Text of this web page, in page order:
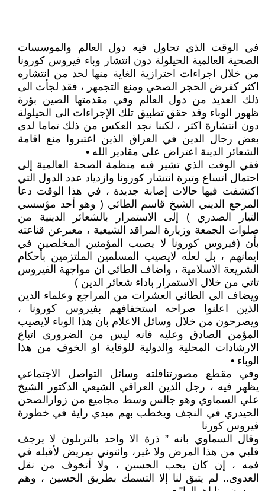
في الوقت الذي تحاول فيه دول العالم والموسسات
الصحية العالمية الحيلولة دون انتشار وباء فيروس كورونا
من خلال اجراءات احترازية الغاية منها لحد من انتشاره
اكثر كفرض الحجر الصحي ومنع التجمهر ، فقد لجأت الى
ذلك العديد من دول العالم وفي مقدمتها الصين بؤرة
ظهور الوباء وقد حقق تطبيق تلك الإجراءات الى الحيلولة
دون انتشارة اكثر ، لكننا نجد العكس من ذلك تماما لدى
بعض رجال الدين في العراق الذين اعتبروا منع اقامة
الشعائر الدينة اعتراض على مقادير الله •
ففي الوقت الذي تشير فيه منظمة الصحة العالمية إلى
احتمال اتساع وتيرة انتشار كورونا وازدياد عدد الدول التي
اكتشفت فيها حالات إصابة جديدة ، في هذا الوقت دعا
المرجع الديني الشيخ قاسم الطائي ( وهو أحد مؤسسي
التيار الصدري ) إلى الاستمرار بالشعائر الدينية من
صلوات الجمعة وزيارة المراقد الشيعية ، معبرعن قناعته
بأن (فيروس كورونا لا يصيب المؤمنين المخلصين في
ايمانهم ، بل لعله لايصيب المسلمين الملتزمين بأحكام
الشريعة الاسلامية ، واضاف الطائي ان مواجهة الفيروس
تاتي من خلال الاستمرار باداء شعائر الدين )
ويضاف الى الطائي العشرات من المراجع وعلماء الدين
الذين اعلنوا صراحه استخفافهم بفيروس كورونا ،
ويصرحون من خلال وسائل الاعلام بان هذا الوباء لايصيب
المؤمن الصادق وعليه فانه ليس من الضروري اتباع
الارشادات المحلية والدولية للوقاية او الخوف من هذا
الوباء •
وفي مقطع مصورتناقلته وسائل التواصل الاجتماعي
يظهر فيه ، رجل الدين العراقي الشيعي الدكتور الشيخ
علي السماوي وهو جالس وسط مجاميع من زوارالصحن
الحيدري في النجف ويخطب بهم مبدي راية في خطورة
فيروس كورنا
وقال السماوي بانه ” ذرة الا واحد بالتريلون لا يرجف
قلبي من هذا المرض ولا غير، وائتوني بمريض لأقبله في
فمه ، إن كان يحب الحسين ، ولا أتخوف من نقل
العدوى.. لم يتبق لنا إلا التسمك بطريق الحسين ، وهم